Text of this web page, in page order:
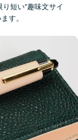
短い“趣味文サイ
す。